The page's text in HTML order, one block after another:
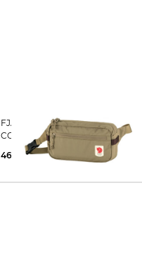
FJÄLLRÄVEN | Gürteltasche HIGH
COAST HIP BAG
46,99 €
59,99 €